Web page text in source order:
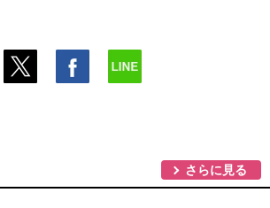
さらに見る